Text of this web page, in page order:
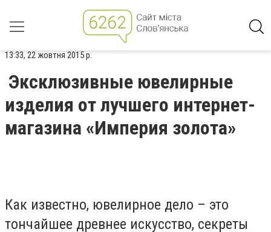
13:33, 22 жовтня 2015 р.
Эксклюзивные ювелирные
изделия от лучшего интернет-
магазина «Империя золота»
Как известно, ювелирное дело – это
тончайшее древнее искусство, секреты